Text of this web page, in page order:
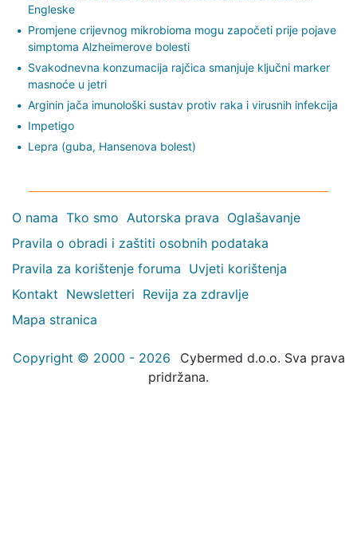
Engleske
Promjene crijevnog mikrobioma mogu započeti prije pojave
simptoma Alzheimerove bolesti
Svakodnevna konzumacija rajčica smanjuje ključni marker
masnoće u jetri
Arginin jača imunološki sustav protiv raka i virusnih infekcija
Impetigo
Lepra (guba, Hansenova bolest)
O nama Tko smo Autorska prava Oglašavanje
Pravila o obradi i zaštiti osobnih podataka
Pravila za korištenje foruma Uvjeti korištenja
Kontakt Newsletteri Revija za zdravlje
Mapa stranica
Copyright © 2000 - 2026
Cybermed d.o.o. Sva prava
pridržana.